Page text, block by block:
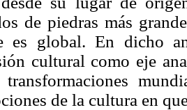
de piedras más
es global. En dicho
cultural como eje
de la cultura en